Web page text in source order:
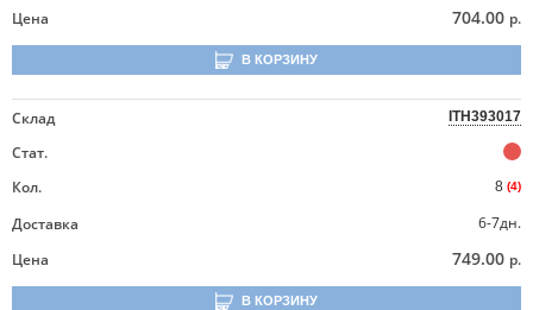
Цена
704.00 р.
В КОРЗИНУ
Склад ITH393017
Стат.
Кол.
8 (4)
Доставка
6-7дн.
Цена
749.00 р.
В КОРЗИНУ